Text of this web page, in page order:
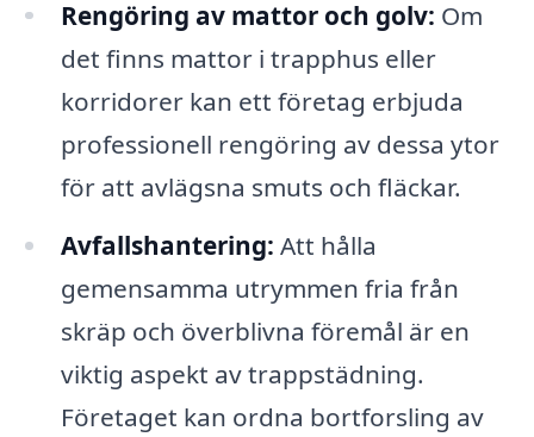
Rengöring av mattor och golv: Om
det finns mattor i trapphus eller
korridorer kan ett företag erbjuda
professionell rengöring av dessa ytor
för att avlägsna smuts och fläckar.
Avfallshantering: Att hålla
gemensamma utrymmen fria från
skräp och överblivna föremål är en
viktig aspekt av trappstädning.
Företaget kan ordna bortforsling av